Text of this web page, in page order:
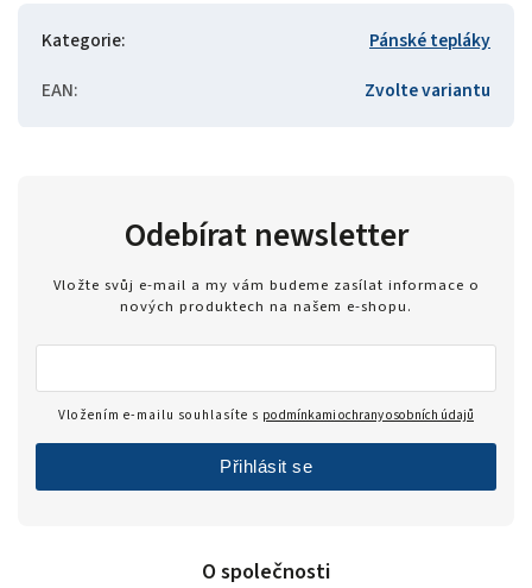
Kategorie:
Pánské tepláky
EAN: Zvolte variantu
O společnosti
Odebírat newsletter
Vložte svůj e-mail a my vám budeme zasílat informace o
nových produktech na našem e-shopu.
Vložením e-mailu souhlasíte s podmínkami ochrany osobních údajů
Přihlásit se